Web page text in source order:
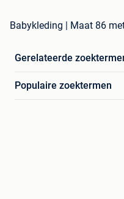
Babykleding | Maat 86
Gerelateerde
Populaire zoektermen